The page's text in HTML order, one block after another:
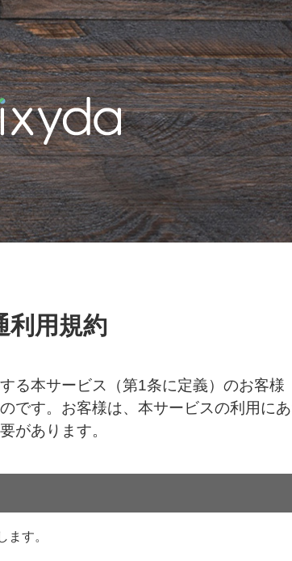
利用規約
る本サービス（第1条に定義）のお客様
です。お客様は、本サービスの利用に
があります。
す。